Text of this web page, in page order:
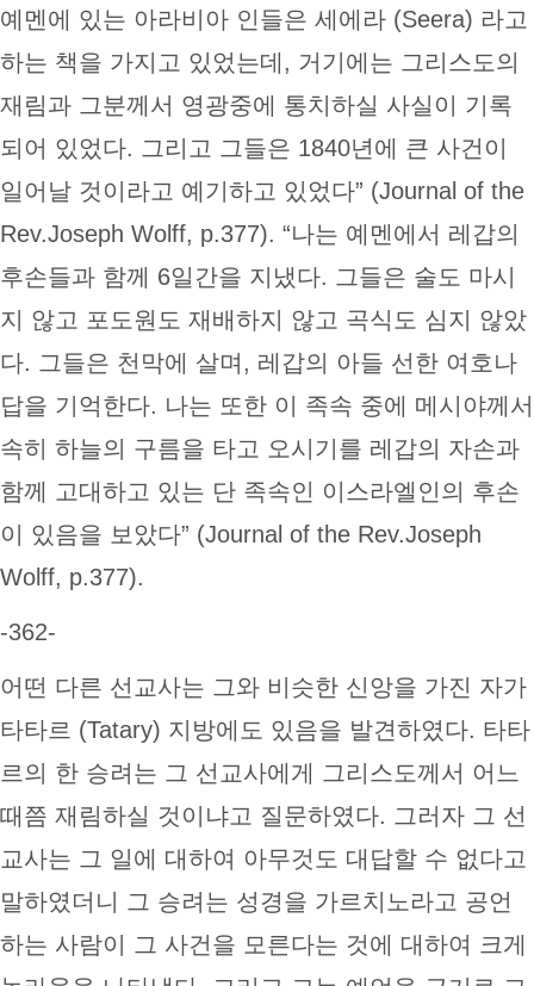
예멘에 있는 아라비아 인들은 세에라 (Seera) 라고
하는 책을 가지고 있었는데, 거기에는 그리스도의
재림과 그분께서 영광중에 통치하실 사실이 기록
되어 있었다. 그리고 그들은 1840년에 큰 사건이
일어날 것이라고 예기하고 있었다” (Journal of the
Rev.Joseph Wolff, p.377). “나는 예멘에서 레갑의
후손들과 함께 6일간을 지냈다. 그들은 술도 마시
지 않고 포도원도 재배하지 않고 곡식도 심지 않았
다. 그들은 천막에 살며, 레갑의 아들 선한 여호나
답을 기억한다. 나는 또한 이 족속 중에 메시야께서
속히 하늘의 구름을 타고 오시기를 레갑의 자손과
함께 고대하고 있는 단 족속인 이스라엘인의 후손
이 있음을 보았다” (Journal of the Rev.Joseph
Wolff, p.377).
-362-
어떤 다른 선교사는 그와 비슷한 신앙을 가진 자가
타타르 (Tatary) 지방에도 있음을 발견하였다. 타타
르의 한 승려는 그 선교사에게 그리스도께서 어느
때쯤 재림하실 것이냐고 질문하였다. 그러자 그 선
교사는 그 일에 대하여 아무것도 대답할 수 없다고
말하였더니 그 승려는 성경을 가르치노라고 공언
하는 사람이 그 사건을 모른다는 것에 대하여 크게